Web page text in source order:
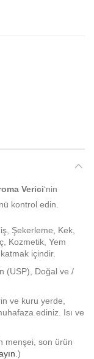
Verici‘nin
kontrol edin.
Şekerleme, Kek,
Kozmetik, Yem
içindir.
(USP), Doğal ve /
ve kuru yerde,
ediniz. Isı ve
menşei, son ürün
.)